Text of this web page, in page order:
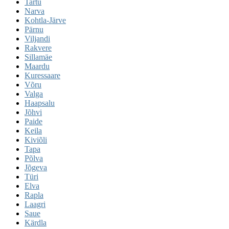
Narva
Kohtla-Järve
Pärnu
Viljandi
Rakvere
Sillamäe
Maardu
Kuressaare
Võru
Valga
Haapsalu
Jõhvi
Paide
Keila
Kiviõli
Tapa
Põlva
Jõgeva
Türi
Elva
Rapla
Laagri
Saue
Kärdla